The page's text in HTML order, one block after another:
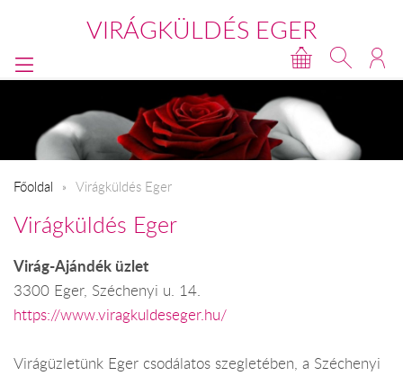
VIRÁGKÜLDÉS EGER
Főoldal Virágküldés Eger
Virágküldés Eger
Virág-Ajándék üzlet
3300 Eger, Széchenyi u. 14.
https://www.viragkuldeseger.hu/
Virágüzletünk Eger csodálatos szegletében, a Széchenyi